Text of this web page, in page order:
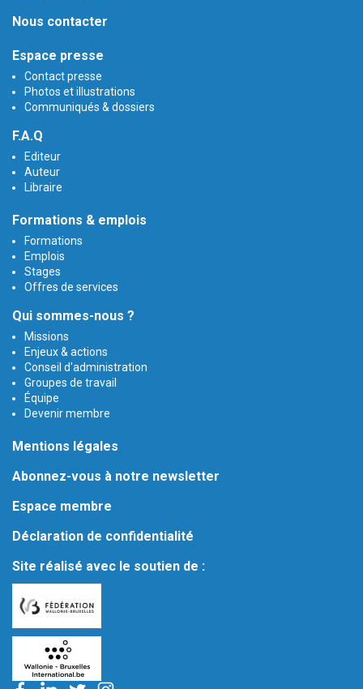
Nous contacter
Espace presse
Contact presse
Photos et illustrations
Communiqués & dossiers
F.A.Q
Editeur
Auteur
Libraire
Formations & emplois
Formations
Emplois
Stages
Offres de services
Qui sommes-nous ?
Missions
Enjeux & actions
Conseil d'administration
Groupes de travail
Équipe
Devenir membre
Mentions légales
Abonnez-vous à notre newsletter
Espace membre
Déclaration de confidentialité
Site réalisé avec le soutien de :